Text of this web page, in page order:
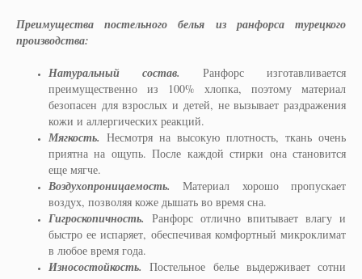
Преимущества постельного белья из ранфорса турецкого
производства:
Натуральный состав.
Ранфорс изготавливается
преимущественно из 100% хлопка, поэтому материал
безопасен для взрослых и детей, не вызывает раздражения
кожи и аллергических реакций.
Мягкость. Несмотря на высокую плотность, ткань очень
приятна на ощупь. После каждой стирки она становится
еще мягче.
Воздухопроницаемость.
Материал хорошо пропускает
воздух, позволяя коже дышать во время сна.
Гигроскопичность. Ранфорс отлично впитывает влагу и
быстро ее испаряет, обеспечивая комфортный микроклимат
в любое время года.
Износостойкость. Постельное белье выдерживает сотни